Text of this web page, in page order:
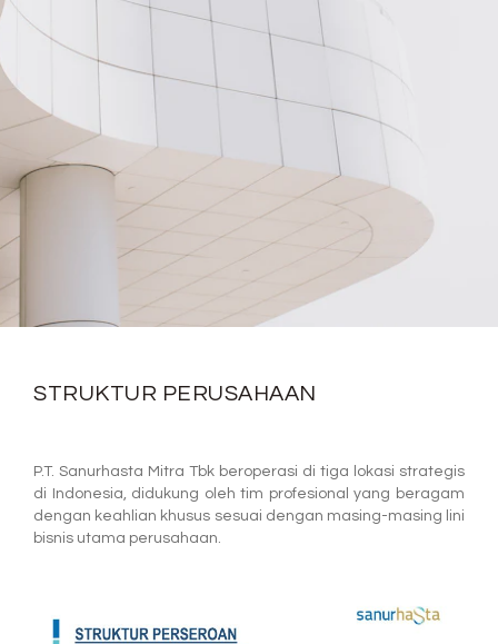
STRUKTUR PERUSAHAAN
P.T. Sanurhasta Mitra Tbk beroperasi di tiga lokasi strategis
di Indonesia, didukung oleh tim profesional yang beragam
dengan keahlian khusus sesuai dengan masing-masing lini
bisnis utama perusahaan.